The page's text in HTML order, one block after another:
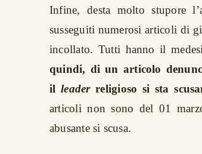
Infine, desta molto stupore
susseguiti numerosi articoli di
incollato. Tutti hanno il
quindi, di un articolo
illeaderreligioso si sta
articoli non sono del 01
abusante si scusa.